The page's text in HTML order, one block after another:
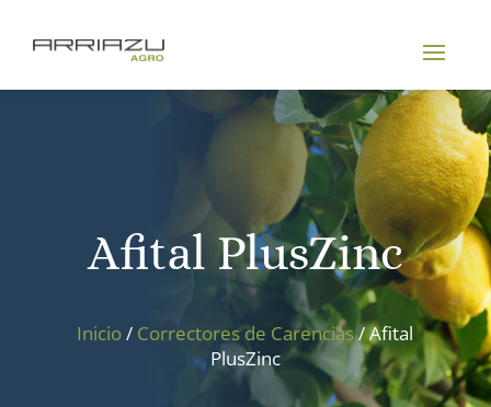
Afital PlusZinc
Inicio/ Correctores de Carencias/ Afital
PlusZinc